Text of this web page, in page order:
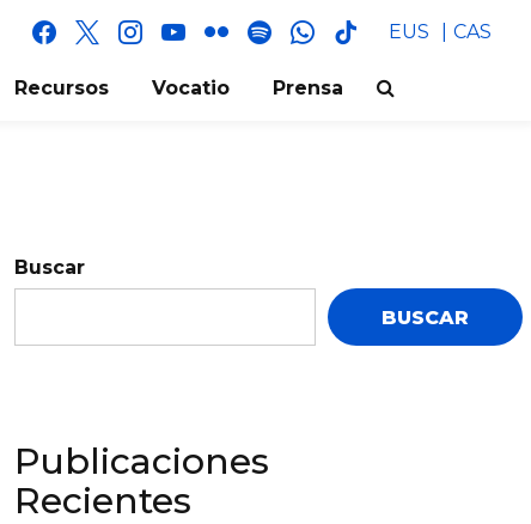
facebook
x instagram
youtube
flickr spotifywhatsapp
tik
EUS CAS
Recursos Vocatio Prensa
Buscar
BUSCAR
Publicaciones
Recientes